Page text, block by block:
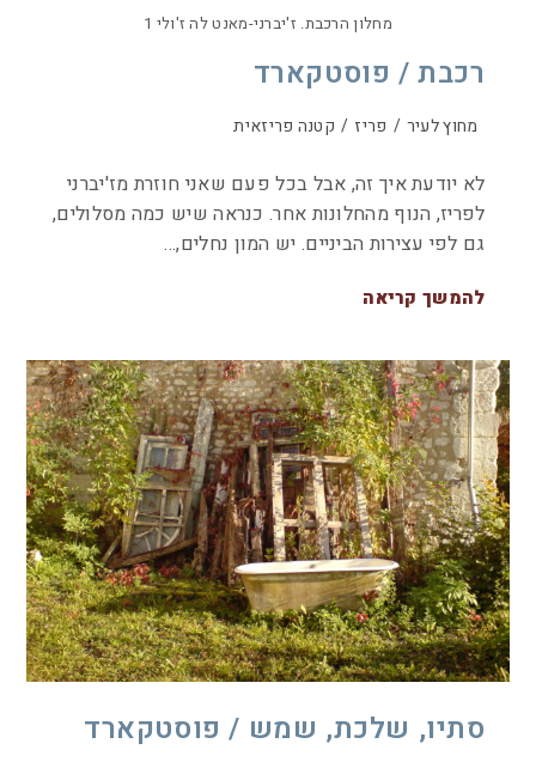
מחלון הרכבת. ז'יברני-מאנט לה ז'ולי 1
רכבת / פוסטקארד
מחוץ לעיר / פריז / קטנה פריזאית
לא יודעת איך זה, אבל בכל פעם שאני חוזרת מז'יברני
לפריז, הנוף מהחלונות אחר. כנראה שיש כמה מסלולים,
גם לפי עצירות הביניים. יש המון נחלים,…
להמשך קריאה
סתיו, שלכת, שמש / פוסטקארד